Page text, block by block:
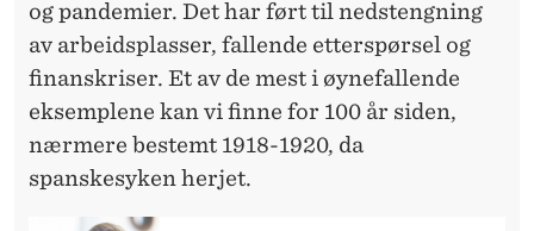
og pandemier. Det har ført til nedstengning
av arbeidsplasser, fallende etterspørsel og
finanskriser. Et av de mest i øynefallende
eksemplene kan vi finne for 100 år siden,
nærmere bestemt 1918-1920, da
spanskesyken herjet.